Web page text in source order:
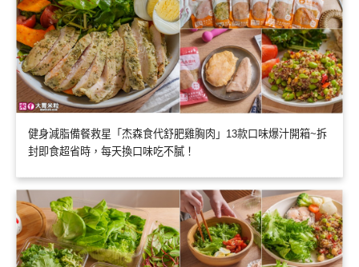
健身減脂備餐救星「杰森食代舒肥雞胸肉」13款口味爆汁開箱~拆
封即食超省時，每天換口味吃不膩！